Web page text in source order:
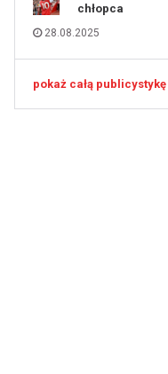
chłopca
28.08.2025
pokaż całą publicystykę